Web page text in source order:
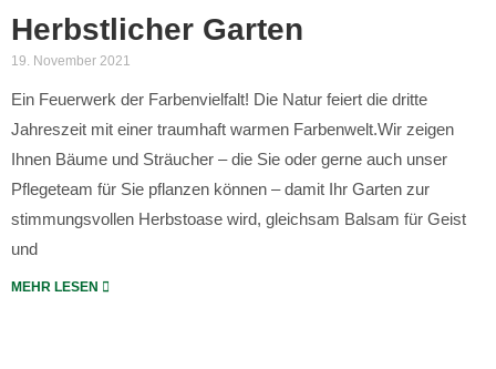
Herbstlicher Garten
19. November 2021
Ein Feuerwerk der Farbenvielfalt! Die Natur feiert die dritte
Jahreszeit mit einer traumhaft warmen Farbenwelt.Wir zeigen
Ihnen Bäume und Sträucher – die Sie oder gerne auch unser
Pflegeteam für Sie pflanzen können – damit Ihr Garten zur
stimmungsvollen Herbstoase wird, gleichsam Balsam für Geist
und
MEHR LESEN